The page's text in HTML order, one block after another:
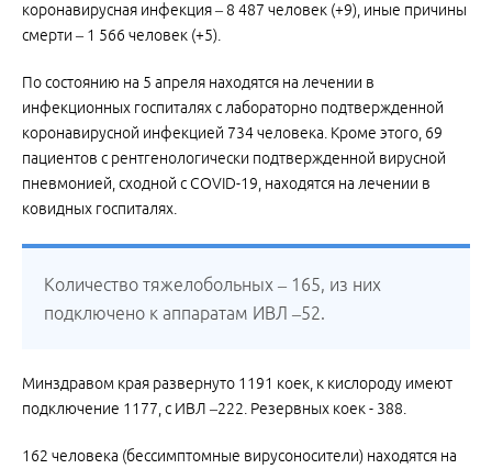
коронавирусная инфекция – 8 487 человек (+9), иные причины
смерти – 1 566 человек (+5).
По состоянию на 5 апреля находятся на лечении в
инфекционных госпиталях с лабораторно подтвержденной
коронавирусной инфекцией 734 человека. Кроме этого, 69
пациентов с рентгенологически подтвержденной вирусной
пневмонией, сходной с COVID-19, находятся на лечении в
ковидных госпиталях.
Количество тяжелобольных – 165, из них
подключено к аппаратам ИВЛ –52.
Минздравом края развернуто 1191 коек, к кислороду имеют
подключение 1177, с ИВЛ –222. Резервных коек - 388.
162 человека (бессимптомные вирусоносители) находятся на